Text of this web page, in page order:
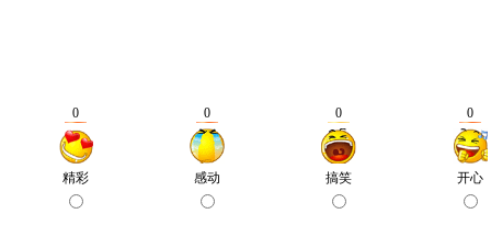
0
精彩
0
感动
0
搞笑
0
开心